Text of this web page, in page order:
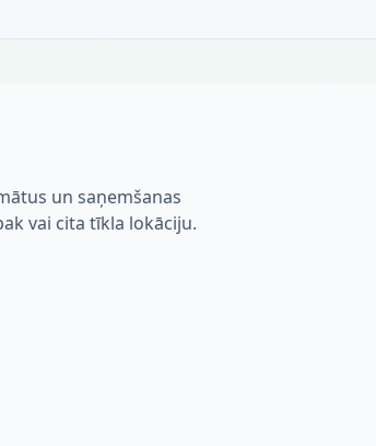
un saņemšanas
vai cita tīkla lokāciju.